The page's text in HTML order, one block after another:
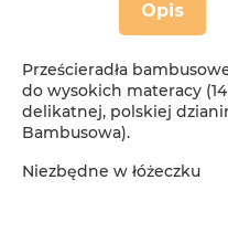
Opis
Prześcieradła
do wysokich materacy
delikatnej, polskiej
Bambusowa).
Niezbędne w łóżeczku